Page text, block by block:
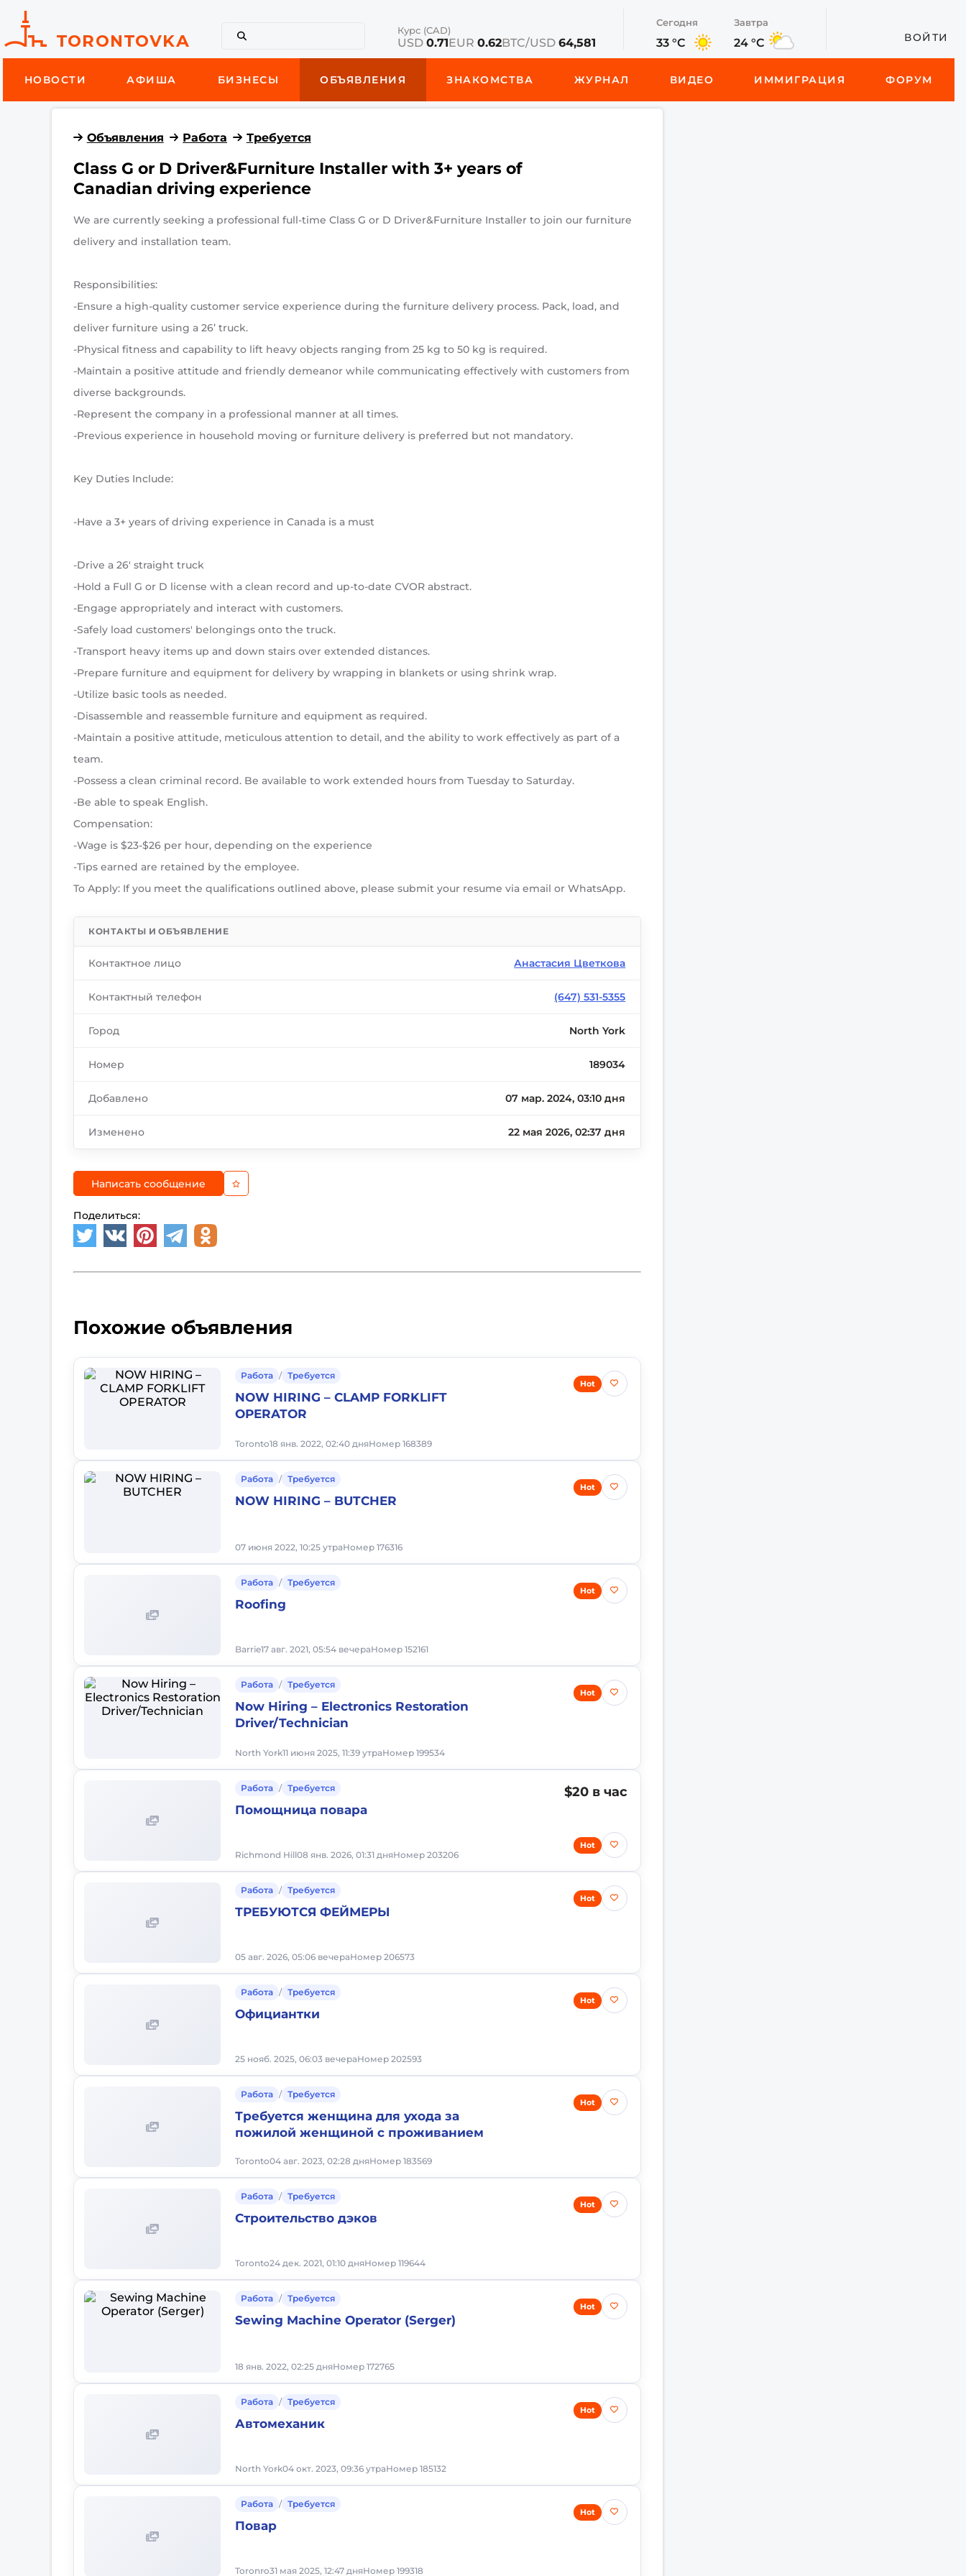
Курс (CAD)
USD 0.71EUR 0.62BTC/USD 64,581
Сегодня
33 °C
Завтра
24 °C ВОЙТИ
НОВОСТИ АФИША БИЗНЕСЫ ОБЪЯВЛЕНИЯ ЗНАКОМСТВА ЖУРНАЛ ВИДЕО ИММИГРАЦИЯ ФОРУМ
Объявления Работа Требуется
Class G or D Driver&Furniture Installer with 3+ years of
Canadian driving experience
We are currently seeking a professional full-time Class G or D Driver&Furniture Installer to join our furniture
delivery and installation team.
Responsibilities:
-Ensure a high-quality customer service experience during the furniture delivery process. Pack, load, and
deliver furniture using a 26’ truck.
-Physical fitness and capability to lift heavy objects ranging from 25 kg to 50 kg is required.
-Maintain a positive attitude and friendly demeanor while communicating effectively with customers from
diverse backgrounds.
-Represent the company in a professional manner at all times.
-Previous experience in household moving or furniture delivery is preferred but not mandatory.
Key Duties Include:
-Have a 3+ years of driving experience in Canada is a must
-Drive a 26' straight truck
-Hold a Full G or D license with a clean record and up-to-date CVOR abstract.
-Engage appropriately and interact with customers.
-Safely load customers' belongings onto the truck.
-Transport heavy items up and down stairs over extended distances.
-Prepare furniture and equipment for delivery by wrapping in blankets or using shrink wrap.
-Utilize basic tools as needed.
-Disassemble and reassemble furniture and equipment as required.
-Maintain a positive attitude, meticulous attention to detail, and the ability to work effectively as part of a
team.
-Possess a clean criminal record. Be available to work extended hours from Tuesday to Saturday.
-Be able to speak English.
Compensation:
-Wage is $23-$26 per hour, depending on the experience
-Tips earned are retained by the employee.
To Apply: If you meet the qualifications outlined above, please submit your resume via email or WhatsApp.
КОНТАКТЫ И ОБЪЯВЛЕНИЕ
Контактное лицо Анастасия Цветкова
Контактный телефон (647) 531-5355
Город North York
Номер 189034
Добавлено 07 мар. 2024, 03:10 дня
Изменено 22 мая 2026, 02:37 дня
Написать сообщение
Поделиться:
Похожие объявления
Работа / Требуется
NOW HIRING – CLAMP FORKLIFT
OPERATOR
Toronto18 янв. 2022, 02:40 дняНомер 168389
Hot
Работа / Требуется
NOW HIRING – BUTCHER
07 июня 2022, 10:25 утраНомер 176316
Hot
Работа / Требуется
Roofing
Barrie17 авг. 2021, 05:54 вечераНомер 152161
Hot
Работа / Требуется
Now Hiring – Electronics Restoration
Driver/Technician
North York11 июня 2025, 11:39 утраНомер 199534
Hot
Работа / Требуется
Помощница повара
Richmond Hill08 янв. 2026, 01:31 дняНомер 203206
$20 в час
Hot
Работа / Требуется
ТРЕБУЮТСЯ ФЕЙМЕРЫ
05 авг. 2026, 05:06 вечераНомер 206573
Hot
Работа / Требуется
Официантки
25 нояб. 2025, 06:03 вечераНомер 202593
Hot
Работа / Требуется
Требуется женщина для ухода за
пожилой женщиной с проживанием
Toronto04 авг. 2023, 02:28 дняНомер 183569
Hot
Работа / Требуется
Строительство дэков
Toronto24 дек. 2021, 01:10 дняНомер 119644
Hot
Работа / Требуется
Sewing Machine Operator (Serger)
18 янв. 2022, 02:25 дняНомер 172765
Hot
Работа / Требуется
Автомеханик
North York04 окт. 2023, 09:36 утраНомер 185132
Hot
Работа / Требуется
Повар
Toronro31 мая 2025, 12:47 дняНомер 199318
Hot